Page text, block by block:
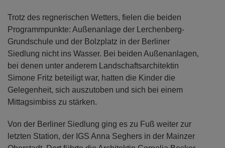
Trotz des regnerischen Wetters, fielen die beiden
Programmpunkte: Außenanlage der Lerchenberg-
Grundschule und der Bolzplatz in der Berliner
Siedlung nicht ins Wasser. Bei beiden Außenanlagen,
bei denen unter anderem Landschaftsarchitektin
Simone Fritz beteiligt war, hatten die Kinder die
Gelegenheit, sich auszutoben und sich bei einem
Mittagsimbiss zu stärken.
Von der Berliner Siedlung ging es zu Fuß weiter zur
letzten Station, der IGS Anna Seghers in der Mainzer